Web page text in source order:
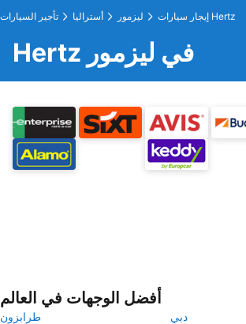
تأجير السيارات أستراليا ليزمور إيجار سيارات Hertz
Hertz في ليزمور
أفضل الوجهات في العالم
طرابزون
دبي